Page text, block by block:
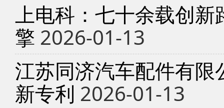
上电科：七十余载创
擎 2026-01-13
江苏同济汽车配件有
新专利 2026-01-13